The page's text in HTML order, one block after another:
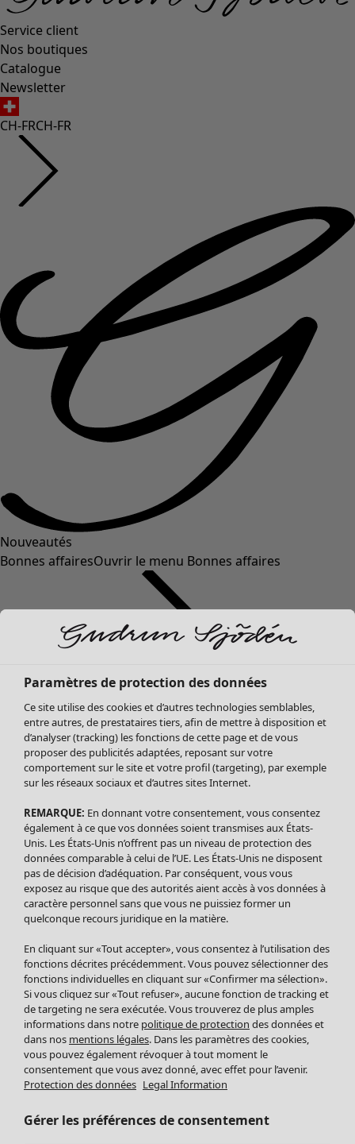
Service client
Nos boutiques
Catalogue
Newsletter
CH-FRCH-FR
Nouveautés
Bonnes affairesOuvrir le menu Bonnes affaires
Soldes Vêtements
Tous les vêtements
Robes
Tuniques
Blouses
Tops
Gilets
Pantalon
Jupes
Leggings et collants
Accessoires
Chaussures
Vêtements de bain
Basics
Soldes Mobilier
Bonnes affaires déco
Décoration
Textiles
Tapis
Éponge
Paramètres de protection des données
Ce site utilise des cookies et d’autres technologies semblables,
entre autres, de prestataires tiers, afin de mettre à disposition et
d’analyser (tracking) les fonctions de cette page et de vous
proposer des publicités adaptées, reposant sur votre
comportement sur le site et votre profil (targeting), par exemple
sur les réseaux sociaux et d’autres sites Internet.
REMARQUE: En donnant votre consentement, vous consentez
également à ce que vos données soient transmises aux États-
Unis. Les États-Unis n’offrent pas un niveau de protection des
données comparable à celui de l’UE. Les États-Unis ne disposent
pas de décision d’adéquation. Par conséquent, vous vous
exposez au risque que des autorités aient accès à vos données à
caractère personnel sans que vous ne puissiez former un
quelconque recours juridique en la matière.
En cliquant sur «Tout accepter», vous consentez à l’utilisation des
fonctions décrites précédemment. Vous pouvez sélectionner des
fonctions individuelles en cliquant sur «Confirmer ma sélection».
Si vous cliquez sur «Tout refuser», aucune fonction de tracking et
de targeting ne sera exécutée. Vous trouverez de plus amples
informations dans notre politique de protection des données et
dans nos mentions légales. Dans les paramètres des cookies,
vous pouvez également révoquer à tout moment le
consentement que vous avez donné, avec effet pour l’avenir.
Protection des données Legal Information
Gérer les préférences de consentement